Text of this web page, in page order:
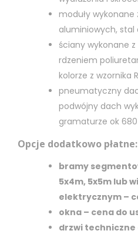
moduły wykonane
aluminiowych, stal
ściany wykonane
rdzeniem
kolorze z wzornika
pneumatyczny
podwójny dach
gramaturze ok
Opcje dodatkowo płatne:
bramy
5x4m, 5x5m lub
elektrycznym –
okna – cena do
drzwi techniczne